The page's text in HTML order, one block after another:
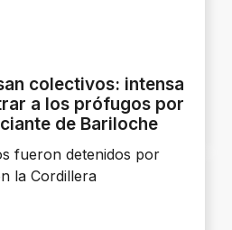
colectivos: intensa
a los prófugos por
de Bariloche